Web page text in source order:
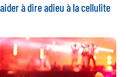
à dire adieu à la cellulite